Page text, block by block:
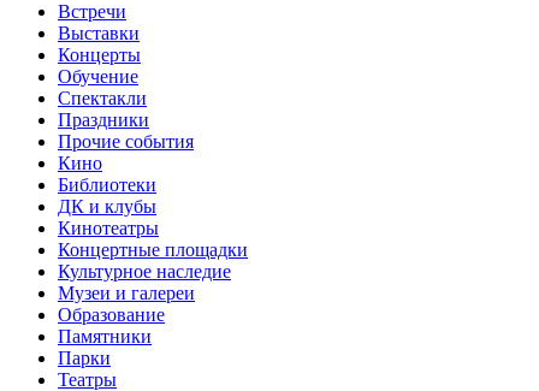
Встречи
Выставки
Концерты
Обучение
Спектакли
Праздники
Прочие события
Кино
Библиотеки
ДК и клубы
Кинотеатры
Концертные площадки
Культурное наследие
Музеи и галереи
Образование
Памятники
Парки
Театры